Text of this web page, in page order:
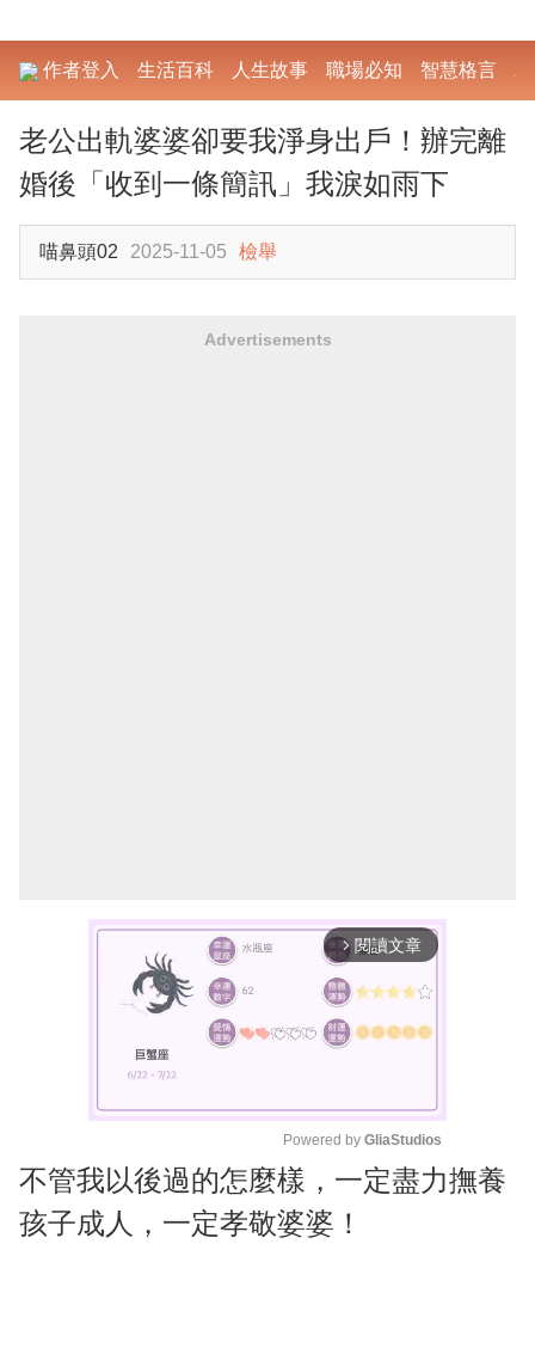
作者登入 生活百科 人生故事 職場必知 智慧格言
老公出軌婆婆卻要我淨身出戶！辦完離
婚後「收到一條簡訊」我淚如雨下
喵鼻頭02 2025-11-05 檢舉
Advertisements
arrow_forward_ios 閱讀文章
M
Powered by GliaStudios
不管我以後過的怎麼樣，一定盡力撫養
孩子成人，一定孝敬婆婆！